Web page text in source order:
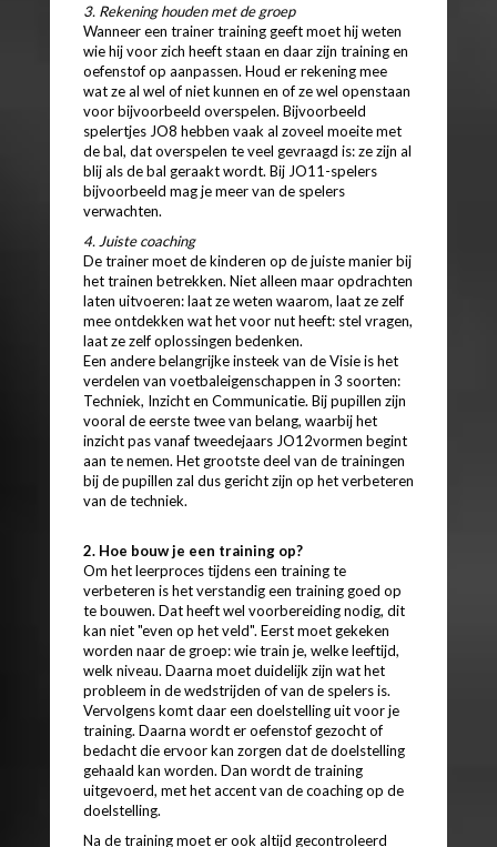
3. Rekening houden met de groep
Wanneer een trainer training geeft moet hij weten
wie hij voor zich heeft staan en daar zijn training en
oefenstof op aanpassen. Houd er rekening mee
wat ze al wel of niet kunnen en of ze wel openstaan
voor bijvoorbeeld overspelen. Bijvoorbeeld
spelertjes JO8 hebben vaak al zoveel moeite met
de bal, dat overspelen te veel gevraagd is: ze zijn al
blij als de bal geraakt wordt. Bij JO11-spelers
bijvoorbeeld mag je meer van de spelers
verwachten.
4. Juiste coaching
De trainer moet de kinderen op de juiste manier bij
het trainen betrekken. Niet alleen maar opdrachten
laten uitvoeren: laat ze weten waarom, laat ze zelf
mee ontdekken wat het voor nut heeft: stel vragen,
laat ze zelf oplossingen bedenken.
Een andere belangrijke insteek van de Visie is het
verdelen van voetbaleigenschappen in 3 soorten:
Techniek, Inzicht en Communicatie. Bij pupillen zijn
vooral de eerste twee van belang, waarbij het
inzicht pas vanaf tweedejaars JO12vormen begint
aan te nemen. Het grootste deel van de trainingen
bij de pupillen zal dus gericht zijn op het verbeteren
van de techniek.
2. Hoe bouw je een training op?
Om het leerproces tijdens een training te
verbeteren is het verstandig een training goed op
te bouwen. Dat heeft wel voorbereiding nodig, dit
kan niet "even op het veld". Eerst moet gekeken
worden naar de groep: wie train je, welke leeftijd,
welk niveau. Daarna moet duidelijk zijn wat het
probleem in de wedstrijden of van de spelers is.
Vervolgens komt daar een doelstelling uit voor je
training. Daarna wordt er oefenstof gezocht of
bedacht die ervoor kan zorgen dat de doelstelling
gehaald kan worden. Dan wordt de training
uitgevoerd, met het accent van de coaching op de
doelstelling.
Na de training moet er ook altijd gecontroleerd